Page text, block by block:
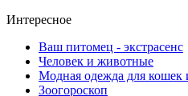
Интересное
Ваш питомец - экстрасенс
Человек и животные
Модная одежда для кошек
Зоогороскоп